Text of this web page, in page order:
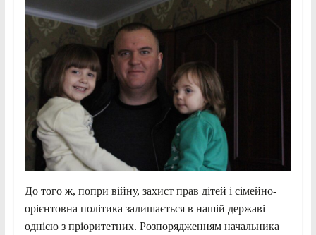
До того ж, попри війну, захист прав дітей і сімейно-
орієнтовна політика залишається в нашій державі
однією з пріоритетних. Розпорядженням начальника